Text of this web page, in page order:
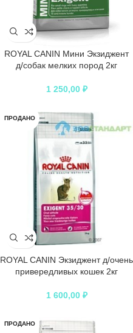
ROYAL CANIN Мини Экзиджент
д/собак мелких пород 2кг
1 250,00 ₽
ПРОДАНО
ROYAL CANIN Экзиджент д/очень
привередливых кошек 2кг
1 600,00 ₽
ПРОДАНО